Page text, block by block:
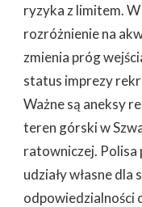
ryzyka z limitem.
rozróżnienie na
zmienia próg
status imprezy
Ważne są aneksy
teren górski w
ratowniczej. Polisa
udziały własne
odpowiedzialności